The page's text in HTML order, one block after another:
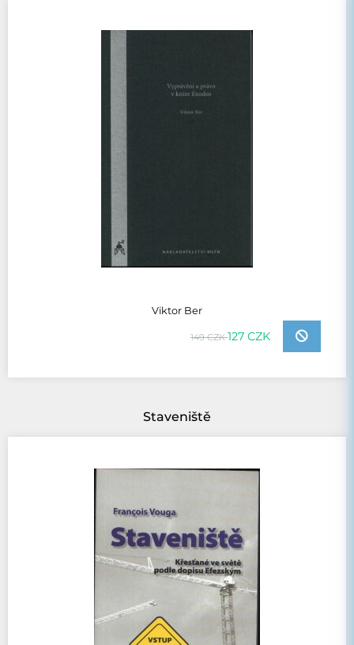
Viktor Ber
149 CZK127 CZK
Staveniště